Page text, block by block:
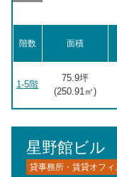
階数 面積
1-5階
75.9坪
(250.91㎡)
星野館ビル
貸事務所・賃貸オフィ